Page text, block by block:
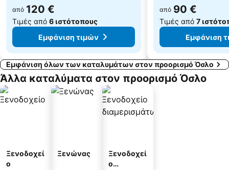
από 120 €
Τιμές από 6 ιστότοπους
Εμφάνιση τιμών
από 90 €
Τιμές από 7
Εμφάνιση
Εμφάνιση όλων των καταλυμάτων στον προορισμό Όσλο
Άλλα καταλύματα στον προορισμό Όσλο
Ξενοδοχεί
ο
Ξενώνας
Ξενοδοχεί
ο